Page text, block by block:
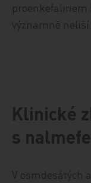
proenkefalinem
významně neliší
Klinické
s
V osmdesátých